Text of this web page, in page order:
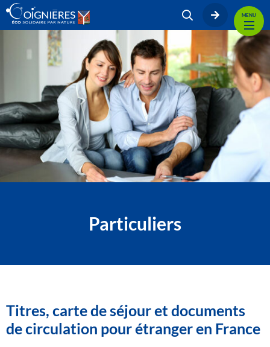
MENU
Particuliers
Titres, carte de séjour et documents
de circulation pour étranger en France